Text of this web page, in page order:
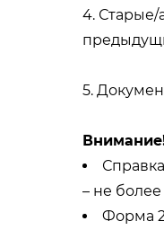
4. Старые/
5.
– не более
Форма